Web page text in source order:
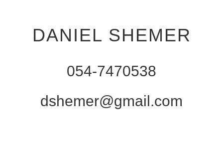
DANIEL SHEMER
054-7470538
dshemer@gmail.com